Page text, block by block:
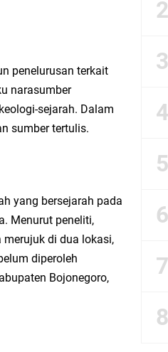
Drs. H. Husnul Aqib, M.M. untuk Negeri
Serap Aspirasi Petani dan Warga
Bantu Kembangkan Warung Bu
Gedung C Islamic Center
Jajanan Jadul di Ecopark
penelurusan terkait
narasumber
sejarah. Dalam
sumber tertulis.
yang bersejarah pada
Menurut peneliti,
merujuk di dua lokasi,
diperoleh
Bojonegoro,